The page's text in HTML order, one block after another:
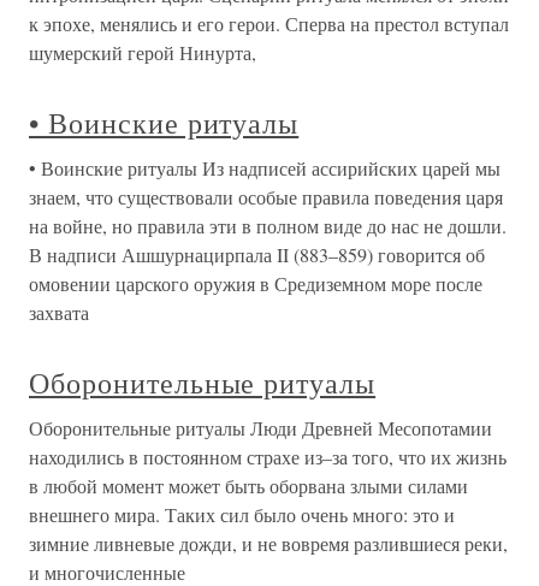
к эпохе, менялись и его герои. Сперва на престол вступал
шумерский герой Нинурта,
• Воинские ритуалы
• Воинские ритуалы Из надписей ассирийских царей мы
знаем, что существовали особые правила поведения царя
на войне, но правила эти в полном виде до нас не дошли.
В надписи Ашшурнацирпала II (883–859) говорится об
омовении царского оружия в Средиземном море после
захвата
Оборонительные ритуалы
Оборонительные ритуалы Люди Древней Месопотамии
находились в постоянном страхе из–за того, что их жизнь
в любой момент может быть оборвана злыми силами
внешнего мира. Таких сил было очень много: это и
зимние ливневые дожди, и не вовремя разлившиеся реки,
и многочисленные